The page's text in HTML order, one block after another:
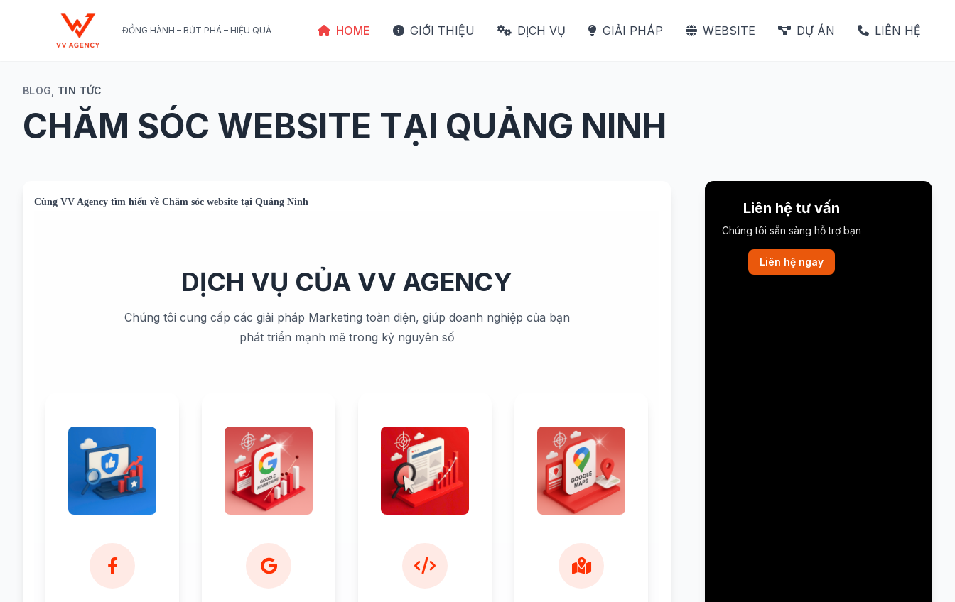
ĐỒNG HÀNH – BỨT PHÁ – HIỆU QUẢ HOME GIỚI THIỆU DỊCH VỤ GIẢI PHÁP WEBSITE DỰ ÁN LIÊN HỆ
BLOG, TIN TỨC
CHĂM SÓC WEBSITE TẠI QUẢNG NINH
Cùng VV Agency tìm hiểu về Chăm sóc website tại Quảng Ninh
DỊCH VỤ CỦA VV AGENCY
Chúng tôi cung cấp các giải pháp Marketing toàn diện, giúp doanh nghiệp của bạn
phát triển mạnh mẽ trong kỷ nguyên số
Liên hệ tư vấn
Chúng tôi sẵn sàng hỗ trợ bạn
Liên hệ ngay